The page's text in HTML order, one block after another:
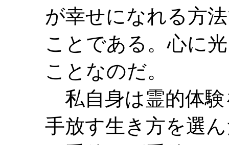
が幸せになれる方
ことである。心に
ことなのだ。
私自身は霊的体
手放す生き方を選